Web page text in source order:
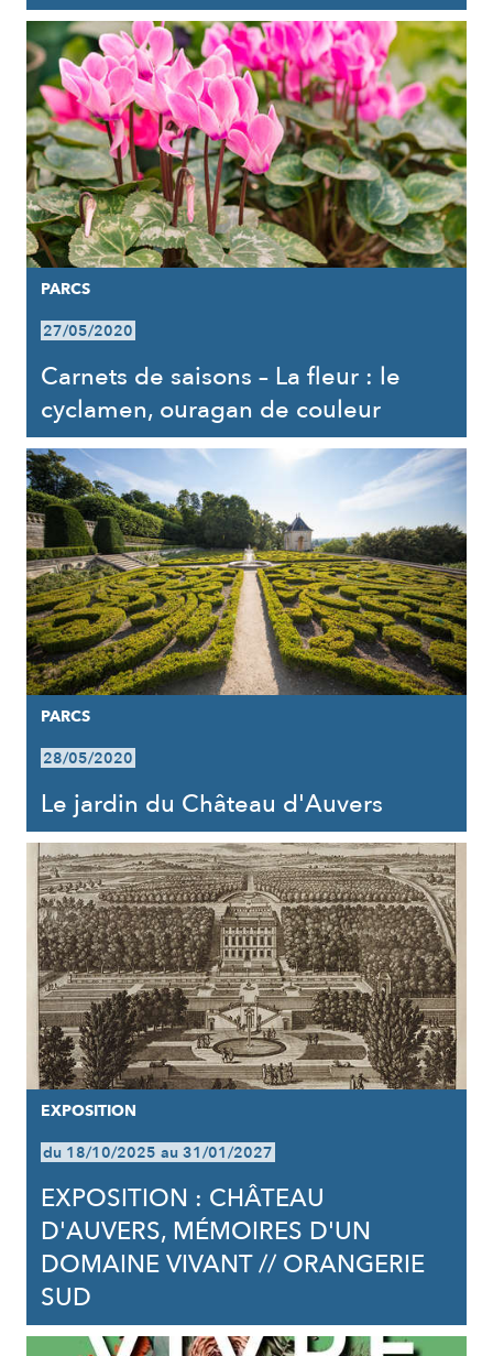
PARCS
27/05/2020
Carnets de saisons – La fleur : le
cyclamen, ouragan de couleur
PARCS
28/05/2020
Le jardin du Château d'Auvers
EXPOSITION
du 18/10/2025 au 31/01/2027
EXPOSITION : CHÂTEAU
D'AUVERS, MÉMOIRES D'UN
DOMAINE VIVANT // ORANGERIE
SUD